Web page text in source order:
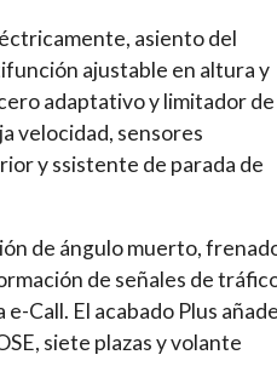
asiento del
ajustable en altura y
adaptativo y limitador de
velocidad, sensores
y ssistente de parada de
de ángulo muerto,
de señales de
Call. El acabado Plus añade
siete plazas y volante